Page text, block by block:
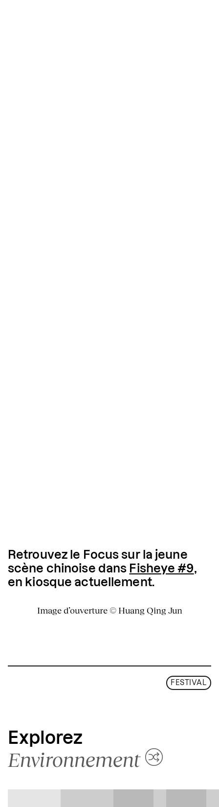
Retrouvez le Focus sur la jeune
scène chinoise dans Fisheye #9,
en kiosque actuellement.
Image d’ouverture © Huang Qing Jun
FESTIVAL
Explorez
Environnement